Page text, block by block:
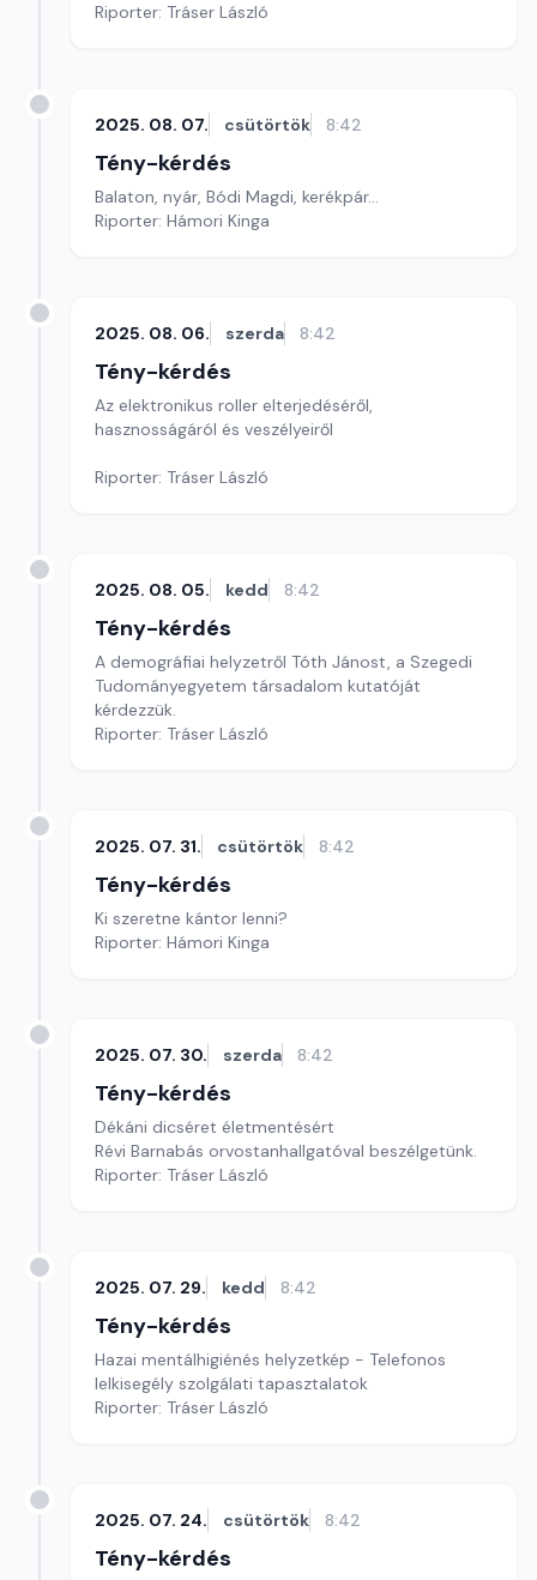
Riporter: Tráser László
2025. 08. 07. csütörtök 8:42
Tény-kérdés
Balaton, nyár, Bódi Magdi, kerékpár…
Riporter: Hámori Kinga
2025. 08. 06. szerda 8:42
Tény-kérdés
Az elektronikus roller elterjedéséről,
hasznosságáról és veszélyeiről
Riporter: Tráser László
2025. 08. 05. kedd 8:42
Tény-kérdés
A demográfiai helyzetről Tóth Jánost, a Szegedi
Tudományegyetem társadalom kutatóját
kérdezzük.
Riporter: Tráser László
2025. 07. 31. csütörtök 8:42
Tény-kérdés
Ki szeretne kántor lenni?
Riporter: Hámori Kinga
2025. 07. 30. szerda 8:42
Tény-kérdés
Dékáni dicséret életmentésért
Révi Barnabás orvostanhallgatóval beszélgetünk.
Riporter: Tráser László
2025. 07. 29. kedd 8:42
Tény-kérdés
Hazai mentálhigiénés helyzetkép - Telefonos
lelkisegély szolgálati tapasztalatok
Riporter: Tráser László
2025. 07. 24. csütörtök 8:42
Tény-kérdés